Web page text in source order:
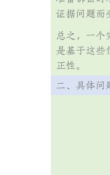
证据问题而
总之，一个
是基于这些
正性。
二、具体问